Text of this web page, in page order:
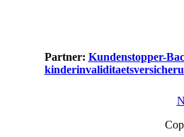
Partner: Kundenstopper-